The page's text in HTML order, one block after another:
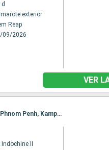
d
exterior
Reap
09/2026
VER
Itinerario : Hanoï, Baia de Halong, Hanoï, Hue, Hoi An, Ho Chi Minh-Ville, Sa Dec, Chau Doc, Phnom Penh, Kampong Chhnang, Tonle, Siem Reap, Angkor, Siem Reap
Indochine II